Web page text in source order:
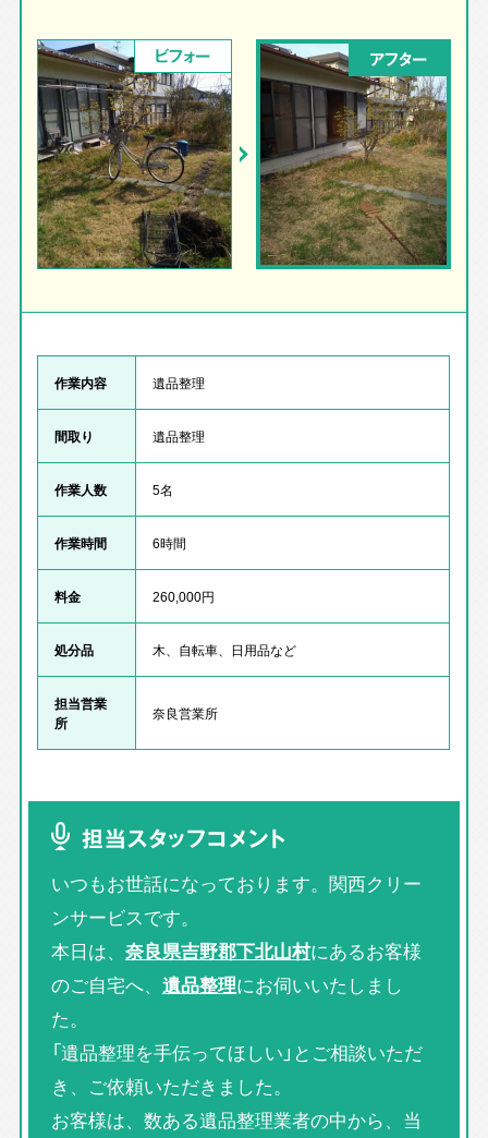
ビフォー アフター
作業内容 遺品整理
間取り 遺品整理
作業人数 5名
作業時間 6時間
料金 260,000円
処分品 木、自転車、日用品など
担当営業
所
奈良営業所
担当スタッフコメント
いつもお世話になっております。関西クリー
ンサービスです。
本日は、 奈良県吉野郡下北山村にあるお客様
のご自宅へ、 遺品整理にお伺いいたしまし
た。
「遺品整理を手伝ってほしい」とご相談いただ
き、ご依頼いただきました。
お客様は、数ある遺品整理業者の中から、当